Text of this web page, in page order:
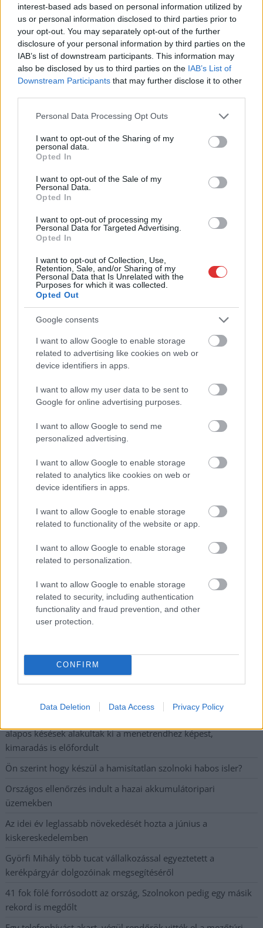
interest-based ads based on personal information utilized by
us or personal information disclosed to third parties prior to
your opt-out. You may separately opt-out of the further
disclosure of your personal information by third parties on the
IAB’s list of downstream participants. This information may
also be disclosed by us to third parties on the IAB’s List of
Downstream Participants that may further disclose it to other
Please note that this website/app uses one or more Google
not limited to your visit or usage behaviour. You may click to
grant or deny consent to Google and its third-party tags to
use your data for below specified purposes in below Google
consent section.
Personal Data Processing Opt Outs
I want to opt-out of the Sharing of my
personal data.
Opted In
I want to opt-out of the Sale of my
Personal Data.
Opted In
I want to opt-out of processing my
Personal Data for Targeted Advertising.
Opted In
I want to opt-out of Collection, Use,
Retention, Sale, and/or Sharing of my
Personal Data that Is Unrelated with the
Purposes for which it was collected.
Opted Out
Google consents
I want to allow Google to enable storage
related to advertising like cookies on web or
device identifiers in apps.
I want to allow my user data to be sent to
Google for online advertising purposes.
I want to allow Google to send me
personalized advertising.
I want to allow Google to enable storage
related to analytics like cookies on web or
device identifiers in apps.
I want to allow Google to enable storage
related to functionality of the website or app.
I want to allow Google to enable storage
related to personalization.
I want to allow Google to enable storage
related to security, including authentication
functionality and fraud prevention, and other
user protection.
CONFIRM
Data Deletion Data Access Privacy Policy
2026.08.06. Kiss Lajos
Csendélet 5.0: alig balesetveszélyes lépcső és
remek állapotban levő buszmegálló mutatja, hogy
Szolnok mennyire élhető város
Ha csak ezeket a képeket látnánk, azt gondolnánk, hogy az
egyik leglepusztultabb balkáni vidéken járunk, de...
Hírlevél feliratkozás
Adja meg keresztnevét:
meg e-mail címét:
Megismertem és elfogadom a GDPR-szabályzat
legfrissebb információkkal és exkluzív tartalmakkal hétről hétre
postaládájába érkezik!
Szolnokon egy kulcsfontosságú körforgalmat részlegesen
lezárnak a napokban, a közlekedés az átlagost is meghaladó
alapos késések alakultak ki a menetrendhez képest,
kimaradás is előfordult
Ön szerint hogy készül a hamisítatlan szolnoki habos isler?
Országos ellenőrzés indult a hazai akkumulátoripari
üzemekben
Az idei év leglassabb növekedését hozta a június a
kiskereskedelemben
Györfi Mihály több tucat vállalkozással egyeztetett a
kerékpárgyár dolgozóinak megsegítéséről
41 fok fölé forrósodott az ország, Szolnokon pedig egy másik
rekord is megdőlt